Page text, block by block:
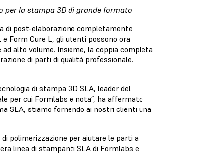
per la stampa 3D di grande formato
di post-elaborazione completamente
Form Cure L, gli utenti possono ora
alto volume. Insieme, la coppia completa
di parti di qualità professionale.
di stampa 3D SLA, leader del
per cui Formlabs è nota”, ha affermato
SLA, stiamo fornendo ai nostri clienti una
polimerizzazione per aiutare le parti a
linea di stampanti SLA di Formlabs e